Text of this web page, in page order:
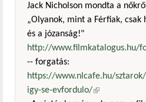
Jack Nicholson mondta a
„Olyanok, mint a Férfiak, csak
és a józanság!"
http://www.filmkatalogus.hu/
-- forgatás:
https://www.nlcafe.hu/
igy-se-evfordulo/(külső